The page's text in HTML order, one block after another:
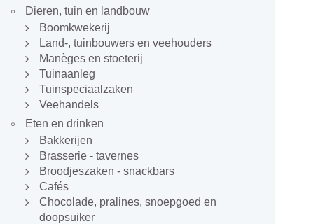
Dieren, tuin en landbouw
Boomkwekerij
Land-, tuinbouwers en veehouders
Manèges en stoeterij
Tuinaanleg
Tuinspeciaalzaken
Veehandels
Eten en drinken
Bakkerijen
Brasserie - tavernes
Broodjeszaken - snackbars
Cafés
Chocolade, pralines, snoepgoed en
doopsuiker